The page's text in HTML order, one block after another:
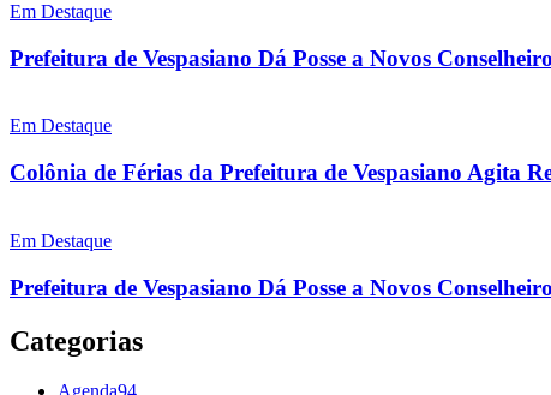
Em Destaque
Prefeitura de Vespasiano Dá Posse a Novos
Em Destaque
Colônia de Férias da Prefeitura de Vespasiano Agita
Em Destaque
Prefeitura de Vespasiano Dá Posse a Novos
Categorias